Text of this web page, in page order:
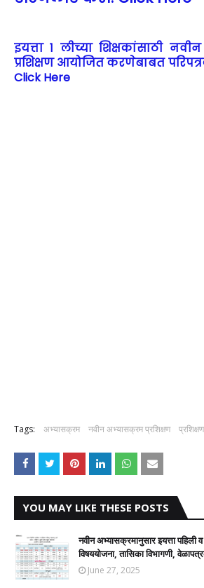
इयत्ता १ लीच्या शिक्षकांसाठी
प्रशिक्षण आयोजित करणेबाबत
Click Here
Tags: अभ्यासक्रम नवीन अभ्यासक्रम प्रशिक्षण प्रशिक्षण
YOU MAY LIKE THESE POSTS
नवीन अभ्यासक्रमानुसार इयत्ता पहिली
विषययोजना, तासिका विभागणी,
June 27, 2025